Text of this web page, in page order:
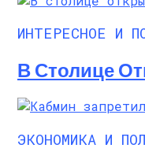
ИНТЕРЕСНОЕ И
В Столице
ЭКОНОМИКА И